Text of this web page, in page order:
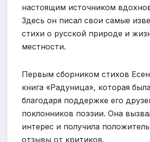
настоящим источником
Здесь он писал свои самые
стихи о русской природе и
местности.
Первым сборником стихов
книга «Радуница», которая
благодаря поддержке его
поклонников поэзии. Она
интерес и получила
отзывы от критиков.